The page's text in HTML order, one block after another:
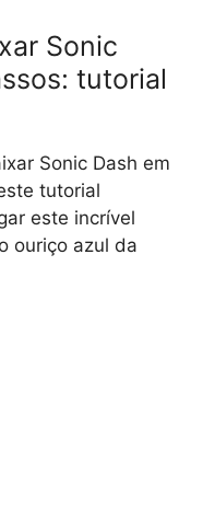
Sonic
tutorial
Sonic Dash em
tutorial
este incrível
ouriço azul da